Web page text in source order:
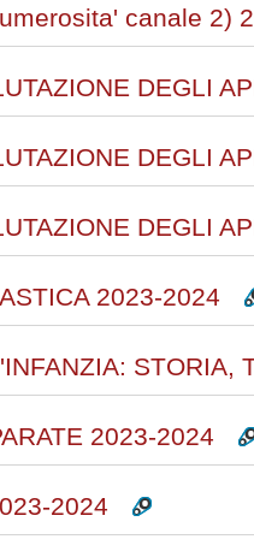
canale 2)
DEGLI
DEGLI
DEGLI
2023-2024
STORIA,
2023-2024
2024